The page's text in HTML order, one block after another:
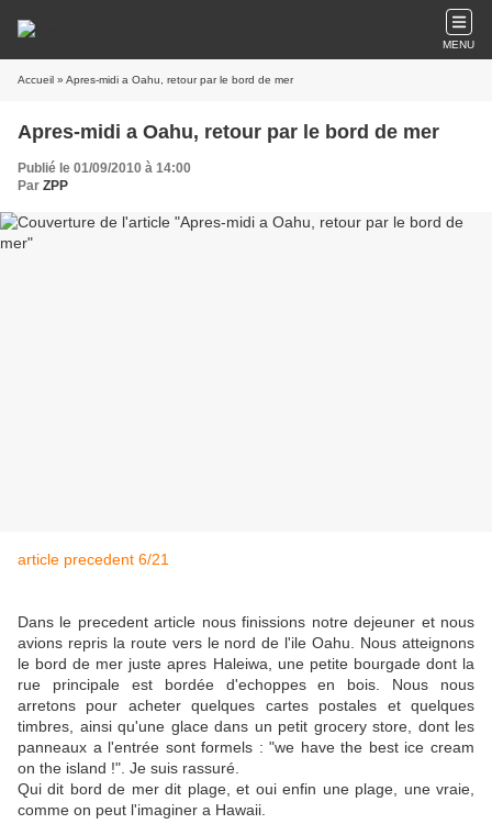
MENU
Accueil » Apres-midi a Oahu, retour par le bord de mer
Apres-midi a Oahu, retour par le bord de mer
Publié le 01/09/2010 à 14:00
Par ZPP
article precedent 6/21
Dans le precedent article nous finissions notre dejeuner et nous
avions repris la route vers le nord de l'ile Oahu. Nous atteignons
le bord de mer juste apres Haleiwa, une petite bourgade dont la
rue principale est bordée d'echoppes en bois. Nous nous
arretons pour acheter quelques cartes postales et quelques
timbres, ainsi qu'une glace dans un petit grocery store, dont les
panneaux a l'entrée sont formels : "we have the best ice cream
on the island !". Je suis rassuré.
Qui dit bord de mer dit plage, et oui enfin une plage, une vraie,
comme on peut l'imaginer a Hawaii.